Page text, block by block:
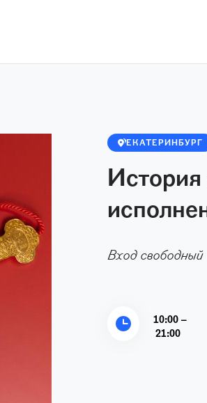
ЕКАТЕРИНБУРГ
Вход свободный
10:00 –
21:00